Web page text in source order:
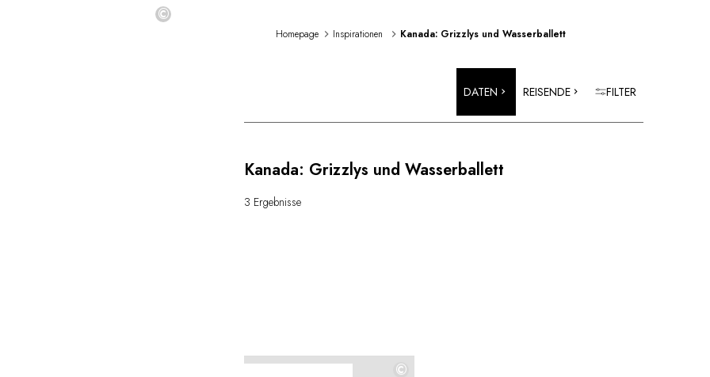
©
Homepage Inspirationen Kanada: Grizzlys und Wasserballett
DATEN REISENDE FILTER
Kanada: Grizzlys und Wasserballett
3 Ergebnisse
©